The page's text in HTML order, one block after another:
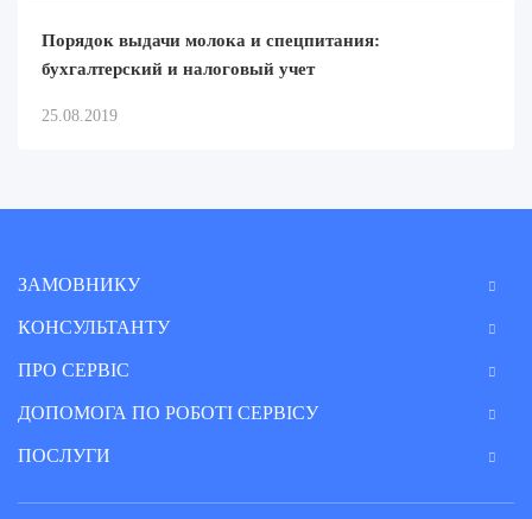
Порядок выдачи молока и спецпитания:
бухгалтерский и налоговый учет
25.08.2019
ЗАМОВНИКУ
КОНСУЛЬТАНТУ
ПРО СЕРВІС
ДОПОМОГА ПО РОБОТІ СЕРВІСУ
ПОСЛУГИ